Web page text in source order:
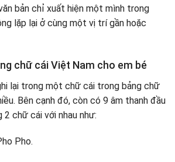
bản chỉ xuất hiện một mình trong
lặp lại ở cùng một vị trí gần hoặc
chữ cái Việt Nam cho em bé
lại trong một chữ cái trong bảng chữ
Bên cạnh đó, còn có 9 âm thanh đầu
chữ cái với nhau như:
Pho.